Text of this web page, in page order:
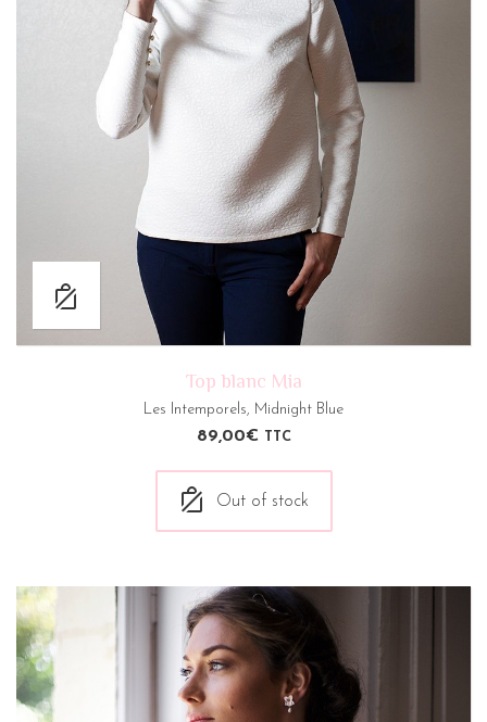
Top blanc Mia
Les Intemporels, Midnight Blue
89,00€ TTC
Out of stock